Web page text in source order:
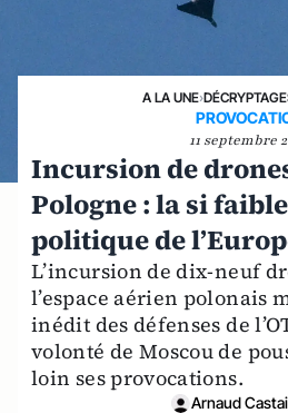
A LA UNE›
11 septembre
Incursion de
Pologne : la si
politique de
L’incursion de dix-neuf
l’espace aérien polonais
inédit des défenses de
volonté de Moscou de
loin ses provocations.
Arnaud